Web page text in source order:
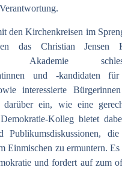
den Kirchenkreisen im
das Christian Jensen
Akademie
und -kandidaten
interessierte
darüber ein, wie eine
Kolleg bietet
Publikumsdiskussionen,
Einmischen zu ermuntern.
und fordert auf zum